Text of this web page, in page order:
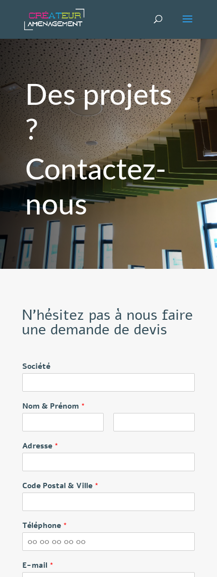
Des projets
?
Contactez-
nous
N’hésitez pas à nous faire
une demande de devis
Société
Nom & Prénom *
r
é
m
Adresse *
Code Postal & Ville *
Téléphone *
E-mail *